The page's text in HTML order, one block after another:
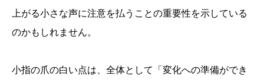
上がる小さな声に注意を払うことの重要性を示している
のかもしれません。
小指の爪の白い点は、全体として「変化への準備ができ